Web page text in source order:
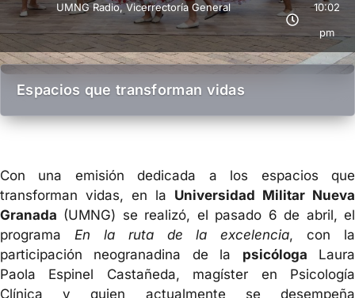
UMNG Radio,Vicerrectoría General
10:02
pm
Espacios que transforman vidas
Con una emisión dedicada a los espacios que
transforman vidas, en la Universidad Militar Nueva
Granada (UMNG) se realizó, el pasado 6 de abril, el
programa En la ruta de la excelencia, con la
participación neogranadina de la psicóloga Laura
Paola Espinel Castañeda, magíster en Psicología
Clínica y quien actualmente se desempeña